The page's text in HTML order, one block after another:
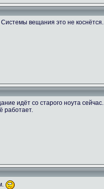
вещания это не коснётся.
идёт со старого ноута
работает.